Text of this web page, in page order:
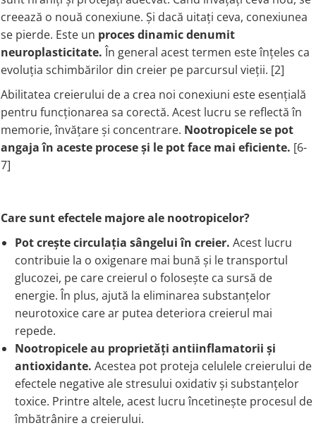
Vitamina C
Vitamina D
W
Wormwood (Artemisia)
Zeaxantina
creează o nouă conexiune. Și dacă uitați ceva, conexiunea
se pierde. Este un proces dinamic denumit
neuroplasticitate.În general acest termen este înțeles ca
evoluția schimbărilor din creier pe parcursul vieții. [2]
Abilitatea creierului de a crea noi conexiuni este esențială
pentru funcționarea sa corectă. Acest lucru se reflectă în
memorie, învățare și concentrare. Nootropicele se pot
angaja în aceste procese și le pot face mai eficiente. [6-
7]
Care sunt efectele majore ale nootropicelor?
Pot crește circulația sângelui în creier. Acest lucru
contribuie la o oxigenare mai bună și le transportul
glucozei, pe care creierul o folosește ca sursă de
energie. În plus, ajută la eliminarea substanțelor
neurotoxice care ar putea deteriora creierul mai
repede.
Nootropicele au proprietăți antiinflamatorii și
antioxidante. Acestea pot proteja celulele creierului de
efectele negative ale stresului oxidativ și substanțelor
toxice. Printre altele, acest lucru încetinește procesul de
îmbătrânire a creierului.